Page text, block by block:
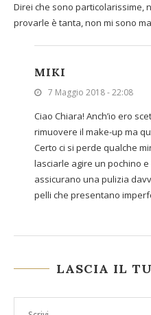
Direi che sono particolarissime,
provarle è tanta, non mi sono
MIKI
7 Maggio 2018 - 22:08
Ciao Chiara! Anch’io ero
rimuovere il make-up ma
Certo ci si perde qualche
lasciarle agire un pochino
assicurano una pulizia
pelli che presentano
LASCIA IL